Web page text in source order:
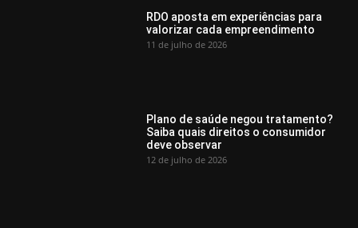
RDO aposta em experiências para
valorizar cada empreendimento
11 de julho de 2026
Plano de saúde negou tratamento?
Saiba quais direitos o consumidor
deve observar
12 de julho de 2026